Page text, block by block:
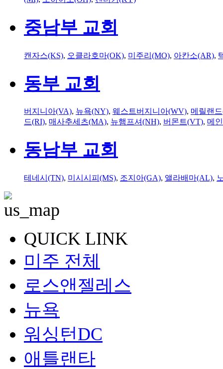
중남부 교회
캔자스(KS), 오클라호마(OK), 미주리(MO), 아칸소(AR),
동부 교회
버지니아(VA), 뉴욕(NY), 웨스트버지니아(WV), 메릴랜
드(RI), 매사추세츠(MA), 뉴햄프셔(NH), 버몬트(VT), 메
동남부 교회
테네시(TN), 미시시피(MS), 조지아(GA), 앨라배마(AL),
QUICK LINK
미주 전체
로스앤젤레스
뉴욕
워싱턴DC
애틀랜타